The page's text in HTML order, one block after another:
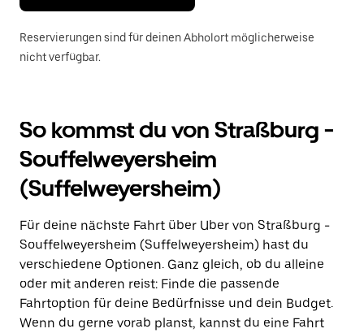
Reservierungen sind für deinen Abholort möglicherweise
nicht verfügbar.
So kommst du von Straßburg -
Souffelweyersheim
(Suffelweyersheim)
Für deine nächste Fahrt über Uber von Straßburg -
Souffelweyersheim (Suffelweyersheim) hast du
verschiedene Optionen. Ganz gleich, ob du alleine
oder mit anderen reist: Finde die passende
Fahrtoption für deine Bedürfnisse und dein Budget.
Wenn du gerne vorab planst, kannst du eine Fahrt